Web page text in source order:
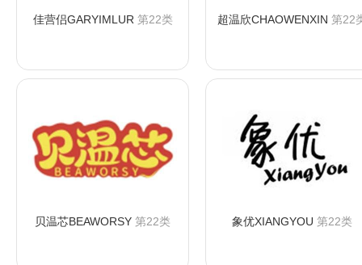
佳营侣GARYIMLUR 第22类 超温欣CHAOWENXIN 第22
贝温芯BEAWORSY 第22类 象优XIANGYOU 第22类